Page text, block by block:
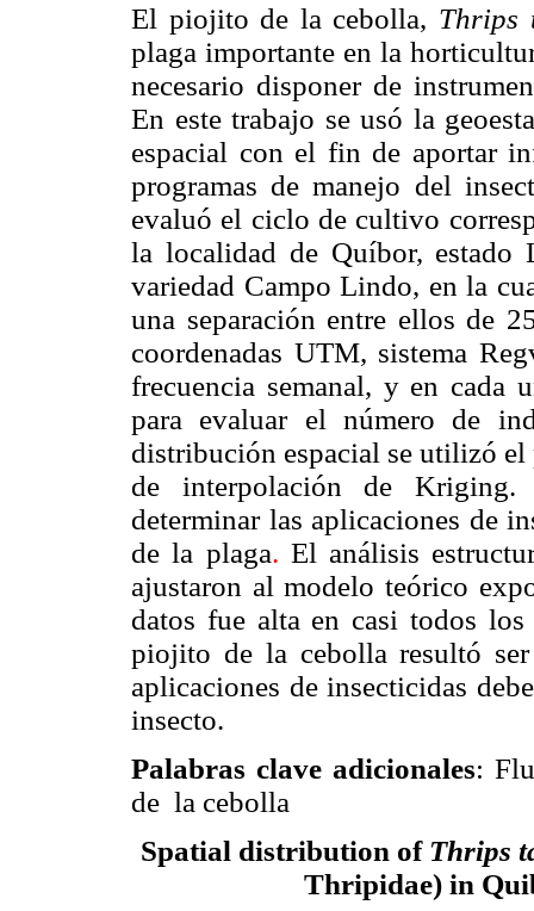
El piojito de la cebolla, Thrips
plaga importante en la
necesario disponer de
En este trabajo se usó la
espacial con el fin de aportar
programas de manejo del
evaluó el ciclo de cultivo
la localidad de Quíbor, estado
variedad Campo Lindo, en la
una separación entre ellos de
coordenadas UTM, sistema
frecuencia semanal, y en cada
para evaluar el número de
distribución espacial se utilizó
de interpolación de Kriging.
determinar las aplicaciones de
de la plaga. El análisis
ajustaron al modelo teórico
datos fue alta en casi todos
piojito de la cebolla resultó
aplicaciones de insecticidas
insecto.
Palabras clave adicionales:
de la cebolla
Spatial distribution of Thrips
Thripidae) in